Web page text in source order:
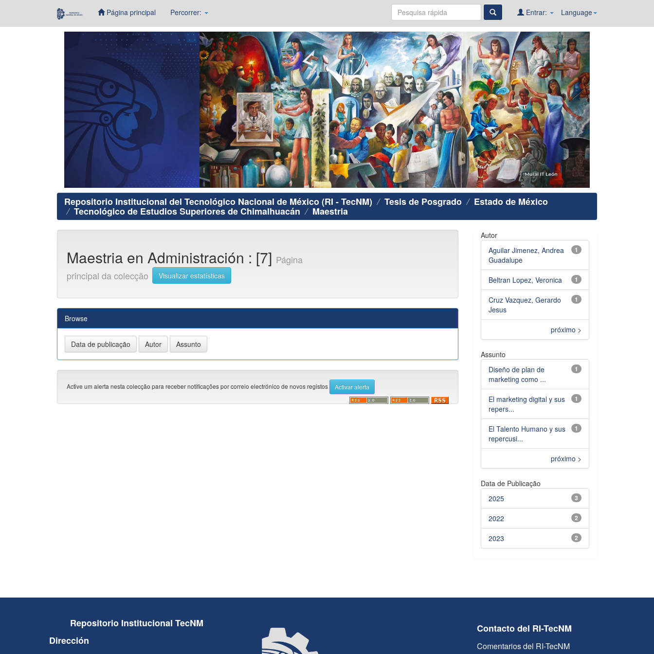
Página principal Percorrer: Language
Entrar:
Repositorio Institucional del Tecnológico Nacional de México (RI - TecNM) Tesis de Posgrado Estado de México
Tecnológico de Estudios Superiores de Chimalhuacán Maestria
Maestria en Administración : [7] Página
principal da colecção
Visualizar estatísticas
Browse
Active um alerta nesta colecção para receber notificações por correio electrónico de novos registos
Autor
1
Aguilar Jimenez, Andrea
Guadalupe
1
Beltran Lopez, Veronica
1
Cruz Vazquez, Gerardo
Jesus
próximo >
Assunto
1
Diseño de plan de
marketing como ...
1
El marketing digital y sus
repers...
1
El Talento Humano y sus
repercusi...
próximo >
Data de Publicação
3
2025
2
2022
2
2023
Repositorio Institucional TecNM
Dirección
Contacto del RI-TecNM
Comentarios del RI-TecNM